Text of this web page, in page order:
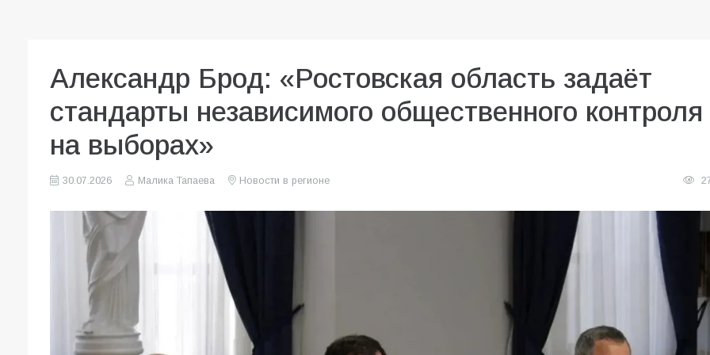
Александр Брод: «Ростовская область задаёт
стандарты независимого общественного контроля
на выборах»
30.07.2026 Малика Тапаева Новости в регионе